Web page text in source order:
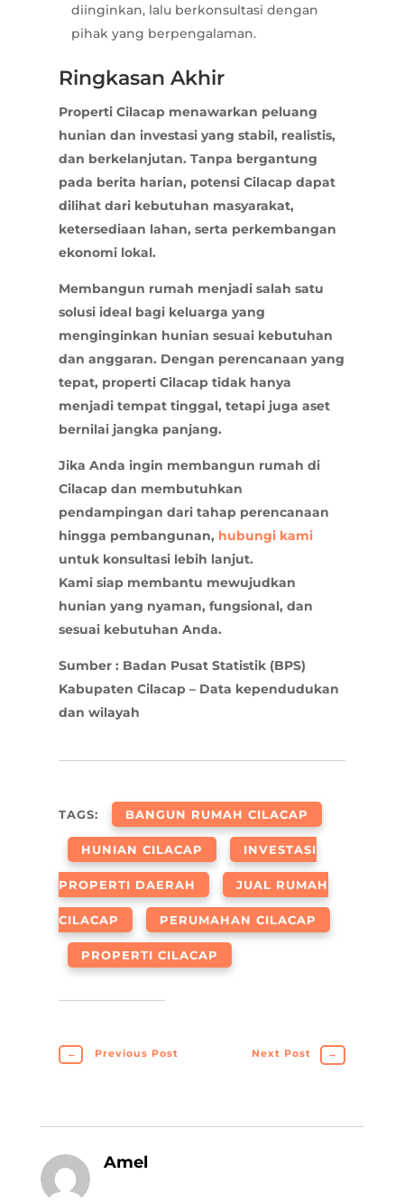
diinginkan, lalu berkonsultasi dengan
pihak yang berpengalaman.
Ringkasan Akhir
Properti Cilacap menawarkan peluang
hunian dan investasi yang stabil, realistis,
dan berkelanjutan. Tanpa bergantung
pada berita harian, potensi Cilacap dapat
dilihat dari kebutuhan masyarakat,
ketersediaan lahan, serta perkembangan
ekonomi lokal.
Membangun rumah menjadi salah satu
solusi ideal bagi keluarga yang
menginginkan hunian sesuai kebutuhan
dan anggaran. Dengan perencanaan yang
tepat, properti Cilacap tidak hanya
menjadi tempat tinggal, tetapi juga aset
bernilai jangka panjang.
Jika Anda ingin membangun rumah di
Cilacap dan membutuhkan
pendampingan dari tahap perencanaan
hingga pembangunan, hubungi kami
untuk konsultasi lebih lanjut.
Kami siap membantu mewujudkan
hunian yang nyaman, fungsional, dan
sesuai kebutuhan Anda.
Sumber : Badan Pusat Statistik (BPS)
Kabupaten Cilacap – Data kependudukan
dan wilayah
TAGS: BANGUN RUMAH CILACAP
HUNIAN CILACAP INVESTASI
PROPERTI DAERAH JUAL RUMAH
CILACAP PERUMAHAN CILACAP
PROPERTI CILACAP
← Previous Post Next Post →
Amel